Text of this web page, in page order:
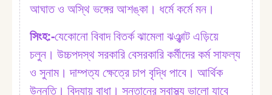
আঘাত ও অস্থি ভঙ্গের আশঙ্কা। ধর্মে কর্মে মন।
সিংহ:⁠-যেকোনো বিবাদ বিতর্ক ঝামেলা ঝঞ্ঝাট এড়িয়ে
চলুন। উচ্চপদস্থ সরকারি বেসরকারি কর্মীদের কর্ম সাফল্য
ও সুনাম। দাম্পত্য ক্ষেত্রে চাপ বৃদ্ধি পাবে। আর্থিক
উন্নতি। বিদ্যায় বাধা। সন্তানের স্বাস্থ্য ভালো যাবে